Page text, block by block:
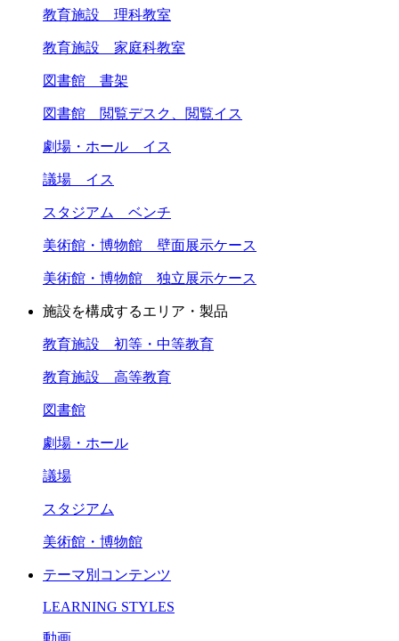
教育施設 理科教室
教育施設 家庭科教室
図書館 書架
図書館 閲覧デスク、閲覧イス
劇場・ホール イス
議場 イス
スタジアム ベンチ
美術館・博物館 壁面展示ケース
美術館・博物館 独立展示ケース
施設を構成するエリア・製品
教育施設 初等・中等教育
教育施設 高等教育
図書館
劇場・ホール
議場
スタジアム
美術館・博物館
テーマ別コンテンツ
LEARNING STYLES
動画